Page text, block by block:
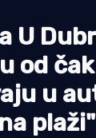
U
od
u
plaži"